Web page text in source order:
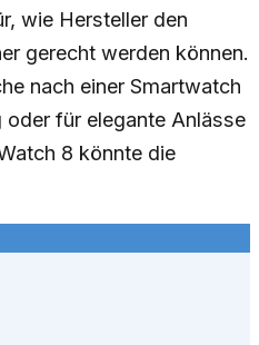
wie Hersteller den
gerecht werden können.
nach einer Smartwatch
für elegante Anlässe
8 könnte die